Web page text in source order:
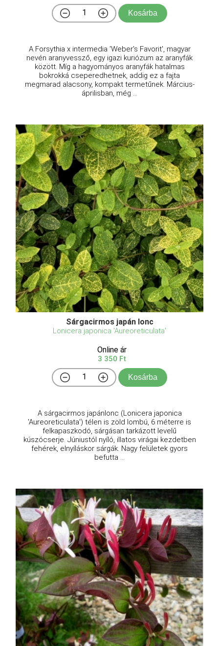
Kosárba
A Forsythia x intermedia 'Weber's Favorit', magyar
nevén aranyvessző, egy igazi kuriózum az aranyfák
között. Míg a hagyományos aranyfák hatalmas
bokrokká cseperedhetnek, addig ez a fajta
megmarad alacsony, kompakt termetűnek. Március-
áprilisban, még ...
Sárgacirmos japán lonc
Lonicera japonica 'Aureoreticulata'
Online ár
3 350 Ft
Kosárba
A sárgacirmos japánlonc (Lonicera japonica
'Aureoreticulata') télen is zöld lombú, 6 méterre is
felkapaszkodó, sárgásan tarkázott levelű
kúszócserje. Júniustól nyíló, illatos virágai kezdetben
fehérek, elnyíláskor sárgák. Nagy felületek gyors
befutta ...